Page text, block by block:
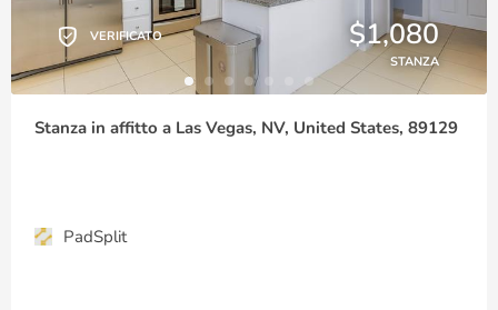
VERIFICATO $1,080
STANZA
Stanza in affitto a Las Vegas, NV, United States, 89129
PadSplit